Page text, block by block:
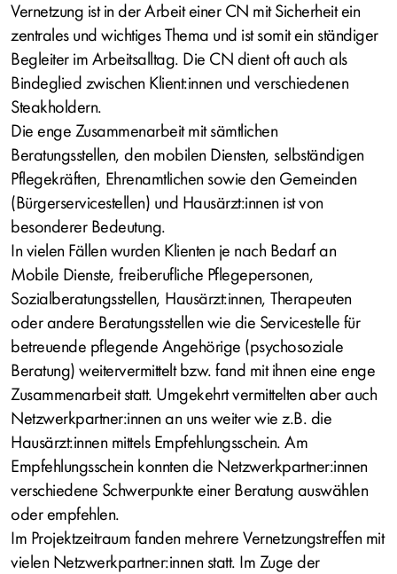
Vernetzung ist in der Arbeit einer CN mit Sicherheit ein
zentrales und wichtiges Thema und ist somit ein ständiger
Begleiter im Arbeitsalltag. Die CN dient oft auch als
Bindeglied zwischen Klient:innen und verschiedenen
Steakholdern.
Die enge Zusammenarbeit mit sämtlichen
Beratungsstellen, den mobilen Diensten, selbständigen
Pflegekräften, Ehrenamtlichen sowie den Gemeinden
(Bürgerservicestellen) und Hausärzt:innen ist von
besonderer Bedeutung.
In vielen Fällen wurden Klienten je nach Bedarf an
Mobile Dienste, freiberufliche Pflegepersonen,
Sozialberatungsstellen, Hausärzt:innen, Therapeuten
oder andere Beratungsstellen wie die Servicestelle für
betreuende pflegende Angehörige (psychosoziale
Beratung) weitervermittelt bzw. fand mit ihnen eine enge
Zusammenarbeit statt. Umgekehrt vermittelten aber auch
Netzwerkpartner:innen an uns weiter wie z.B. die
Hausärzt:innen mittels Empfehlungsschein. Am
Empfehlungsschein konnten die Netzwerkpartner:innen
verschiedene Schwerpunkte einer Beratung auswählen
oder empfehlen.
Im Projektzeitraum fanden mehrere Vernetzungstreffen mit
vielen Netzwerkpartner:innen statt. Im Zuge der